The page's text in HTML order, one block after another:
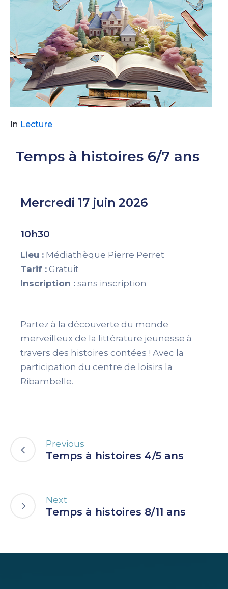
In Lecture
Temps à histoires 6/7 ans
Mercredi 17 juin 2026
10h30
Lieu : Médiathèque Pierre Perret
Tarif : Gratuit
Inscription : sans inscription
Partez à la découverte du monde
merveilleux de la littérature jeunesse à
travers des histoires contées ! Avec la
participation du centre de loisirs la
Ribambelle.
Previous
Temps à histoires 4/5 ans
Next
Temps à histoires 8/11 ans